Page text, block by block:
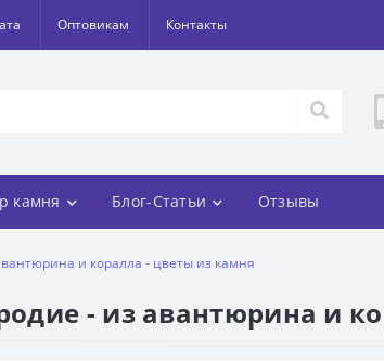
Оптовикам Контакты
камня Блог-Статьи Отзывы
и коралла - цветы из камня
- из авантюрина и